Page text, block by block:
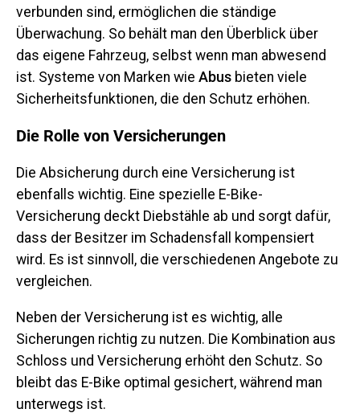
verbunden sind, ermöglichen die ständige
Überwachung. So behält man den Überblick über
das eigene Fahrzeug, selbst wenn man abwesend
ist. Systeme von Marken wie Abus bieten viele
Sicherheitsfunktionen, die den Schutz erhöhen.
Die Rolle von Versicherungen
Die Absicherung durch eine Versicherung ist
ebenfalls wichtig. Eine spezielle E-Bike-
Versicherung deckt Diebstähle ab und sorgt dafür,
dass der Besitzer im Schadensfall kompensiert
wird. Es ist sinnvoll, die verschiedenen Angebote zu
vergleichen.
Neben der Versicherung ist es wichtig, alle
Sicherungen richtig zu nutzen. Die Kombination aus
Schloss und Versicherung erhöht den Schutz. So
bleibt das E-Bike optimal gesichert, während man
unterwegs ist.